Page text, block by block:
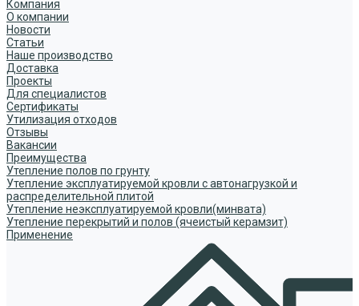
Компания
О компании
Новости
Статьи
Наше производство
Доставка
Проекты
Для специалистов
Сертификаты
Утилизация отходов
Отзывы
Вакансии
Преимущества
Утепление полов по грунту
Утепление эксплуатируемой кровли с автонагрузкой и
распределительной плитой
Утепление неэксплуатируемой кровли(минвата)
Утепление перекрытий и полов (ячеистый керамзит)
Применение